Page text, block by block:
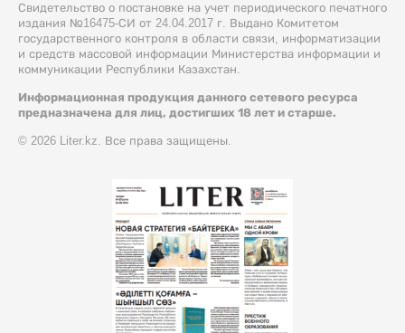
Свидетельство о постановке на учет периодического печатного
издания №16475-СИ от 24.04.2017 г. Выдано Комитетом
государственного контроля в области связи, информатизации
и средств массовой информации Министерства информации и
коммуникации Республики Казахстан.
Информационная продукция данного сетевого ресурса
предназначена для лиц, достигших 18 лет и старше.
© 2026 Liter.kz. Все права защищены.